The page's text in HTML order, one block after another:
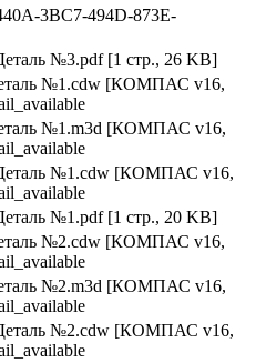
3BC7-494D-873E-
№3.pdf [1 стр., 26 KB]
№1.cdw [КОМПАС v16,
№1.m3d [КОМПАС v16,
№1.cdw [КОМПАС v16,
№1.pdf [1 стр., 20 KB]
№2.cdw [КОМПАС v16,
№2.m3d [КОМПАС v16,
№2.cdw [КОМПАС v16,